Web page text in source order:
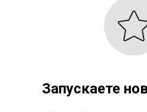
Запускаете